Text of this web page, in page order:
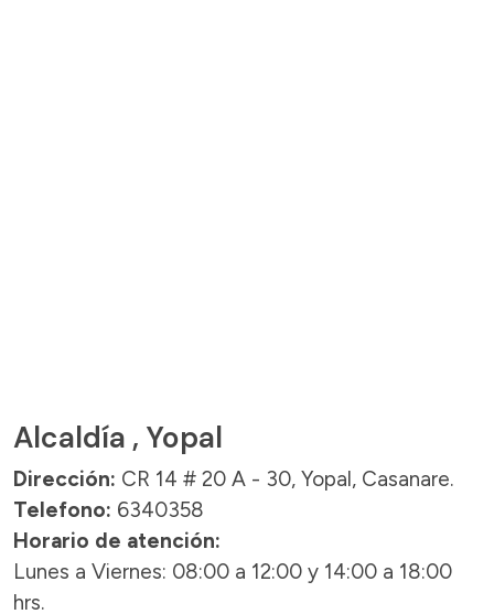
Alcaldía , Yopal
Dirección: CR 14 # 20 A - 30, Yopal, Casanare.
Telefono: 6340358
Horario de atención:
Lunes a Viernes: 08:00 a 12:00 y 14:00 a 18:00
hrs.